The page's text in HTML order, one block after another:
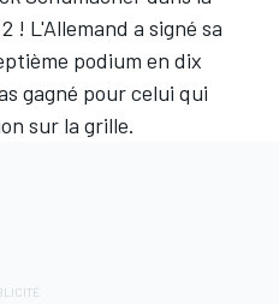
! L'Allemand a signé sa
podium en dix
gagné pour celui qui
sur la grille.